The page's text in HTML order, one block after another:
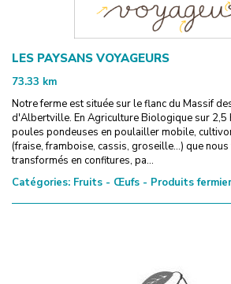
LES PAYSANS VOYAGEURS
73.33 km
Notre ferme est située sur le flanc du Massif
d'Albertville. En Agriculture Biologique sur 2,5
poules pondeuses en poulailler mobile,
(fraise, framboise, cassis, groseille...) que
transformés en confitures, pa...
Catégories: Fruits - Œufs - Produits